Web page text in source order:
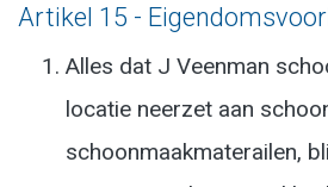
Artikel 15 -
Alles dat J Veenman
locatie neerzet aan
schoonmaakmaterailen,